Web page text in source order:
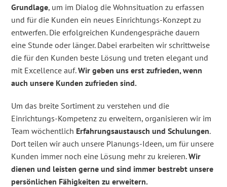
Grundlage, um im Dialog die Wohnsituation zu erfassen
und für die Kunden ein neues Einrichtungs-Konzept zu
entwerfen. Die erfolgreichen Kundengespräche dauern
eine Stunde oder länger. Dabei erarbeiten wir schrittweise
die für den Kunden beste Lösung und treten elegant und
mit Excellence auf.Wir geben uns erst zufrieden, wenn
auch unsere Kunden zufrieden sind.
Um das breite Sortiment zu verstehen und die
Einrichtungs-Kompetenz zu erweitern, organisieren wir im
Team wöchentlich Erfahrungsaustausch und Schulungen.
Dort teilen wir auch unsere Planungs-Ideen, um für unsere
Kunden immer noch eine Lösung mehr zu kreieren.Wir
dienen und leisten gerne und sind immer bestrebt unsere
persönlichen Fähigkeiten zu erweitern.